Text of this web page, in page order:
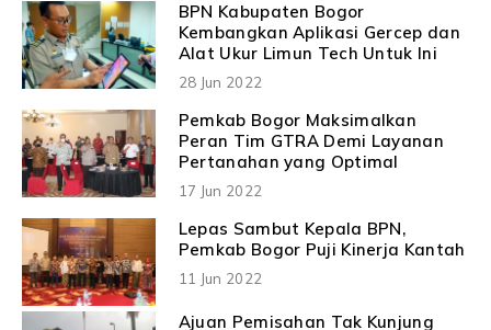
BPN Kabupaten Bogor
Kembangkan Aplikasi Gercep dan
Alat Ukur Limun Tech Untuk Ini
28 Jun 2022
Pemkab Bogor Maksimalkan
Peran Tim GTRA Demi Layanan
Pertanahan yang Optimal
17 Jun 2022
Lepas Sambut Kepala BPN,
Pemkab Bogor Puji Kinerja Kantah
11 Jun 2022
Ajuan Pemisahan Tak Kunjung